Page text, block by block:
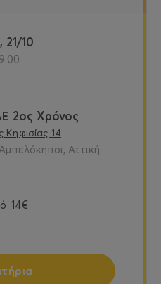
21/10
19:00
2ος Χρόνος
14
Αττική
14€